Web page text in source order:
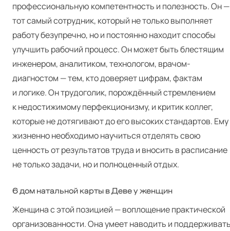
профессиональную компетентность и полезность. Он —
тот самый сотрудник, который не только выполняет
работу безупречно, но и постоянно находит способы
улучшить рабочий процесс. Он может быть блестящим
инженером, аналитиком, технологом, врачом-
диагностом — тем, кто доверяет цифрам, фактам
и логике. Он трудоголик, порождённый стремлением
к недостижимому перфекционизму, и критик коллег,
которые не дотягивают до его высоких стандартов. Ему
жизненно необходимо научиться отделять свою
ценность от результатов труда и вносить в расписание
не только задачи, но и полноценный отдых.
6 дом натальной карты в Деве у женщин
Женщина с этой позицией — воплощение практической
организованности. Она умеет наводить и